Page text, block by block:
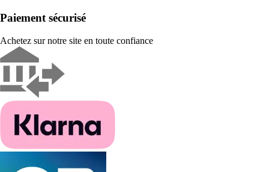
Paiement sécurisé
Achetez sur notre site en toute confiance